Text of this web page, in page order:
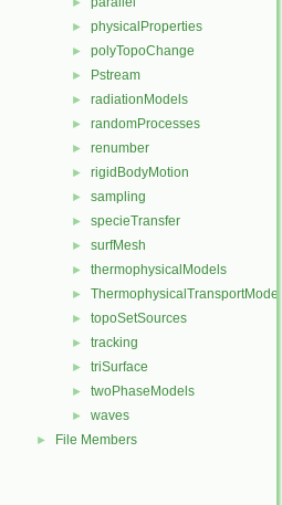
► physicalProperties
► polyTopoChange
► Pstream
► radiationModels
► randomProcesses
► renumber
► rigidBodyMotion
► sampling
► specieTransfer
► surfMesh
► thermophysicalModels
► ThermophysicalTransportModels
► topoSetSources
► tracking
► triSurface
► twoPhaseModels
► waves
► File Members